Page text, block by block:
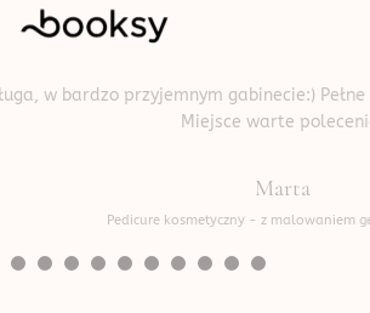
gabinecie:) Pełne zaangażowanie i
Miejsce warte polecenia!
- z malowaniem gel color by OPI